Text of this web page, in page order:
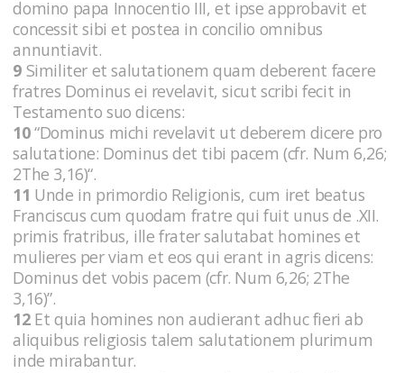
domino papa Innocentio III, et ipse approbavit et
concessit sibi et postea in concilio omnibus
annuntiavit.
9 Similiter et salutationem quam deberent facere
fratres Dominus ei revelavit, sicut scribi fecit in
Testamento suo dicens:
10“Dominus michi revelavit ut deberem dicere pro
salutatione: Dominus det tibi pacem (cfr. Num 6,26;
2The 3,16)“.
11 Unde in primordio Religionis, cum iret beatus
Franciscus cum quodam fratre qui fuit unus de .XII.
primis fratribus, ille frater salutabat homines et
mulieres per viam et eos qui erant in agris dicens:
Dominus det vobis pacem (cfr. Num 6,26; 2The
3,16)”.
12Et quia homines non audierant adhuc fieri ab
aliquibus religiosis talem salutationem plurimum
inde mirabantur.